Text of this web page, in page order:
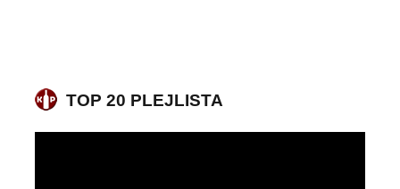
TOP 20 PLEJLISTA